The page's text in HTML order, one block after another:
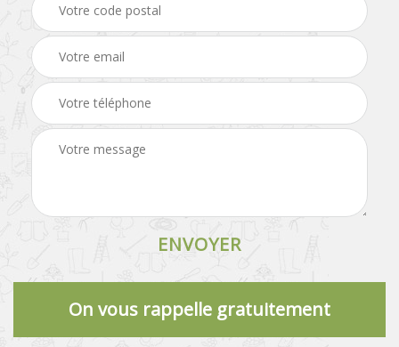
On vous rappelle gratuitement